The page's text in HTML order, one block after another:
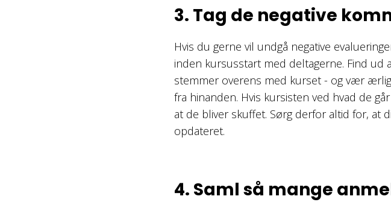
3. Tag de negative
Hvis du gerne vil undgå negative
inden kursusstart med deltagerne. Find ud
stemmer overens med kurset - og vær
fra hinanden. Hvis kursisten ved hvad de
at de bliver skuffet. Sørg derfor altid for, at
opdateret.
4. Saml så mange